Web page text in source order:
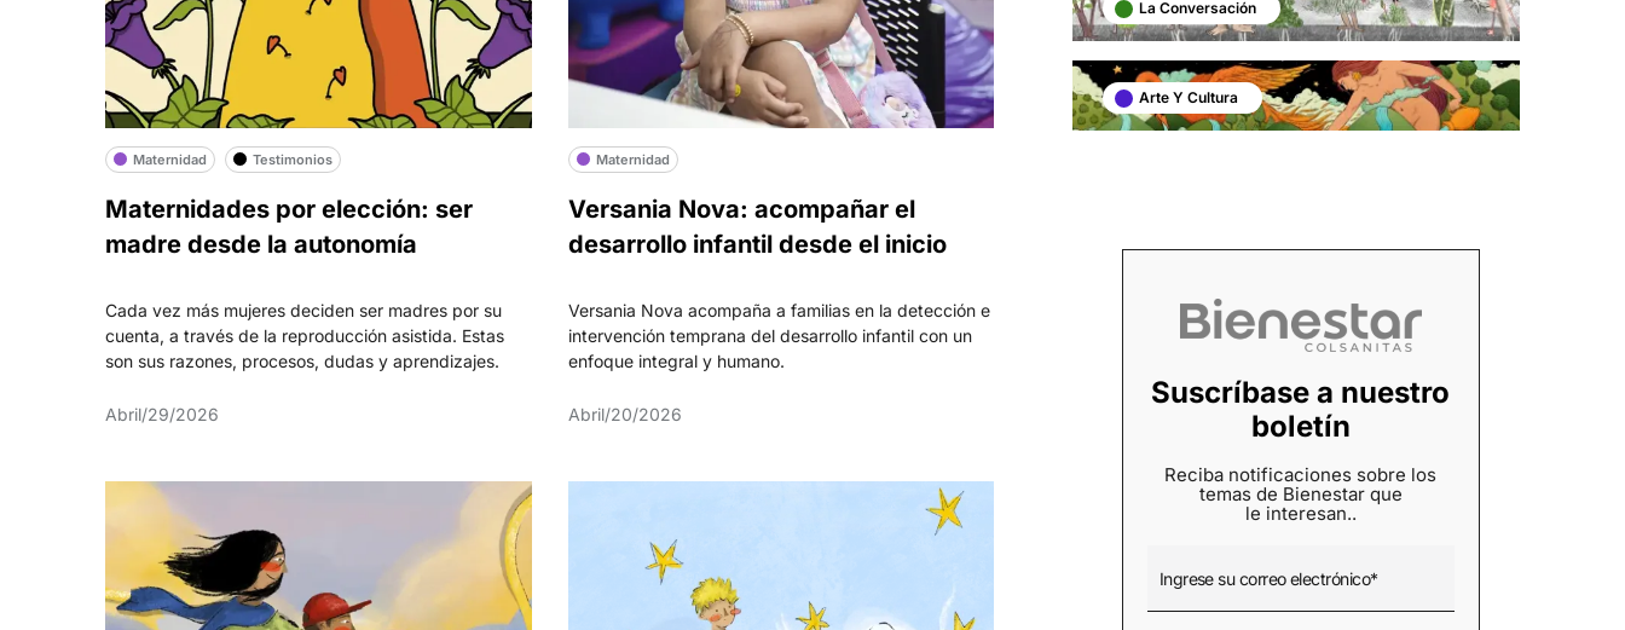
Maternidad Testimonios
Maternidades por elección: ser
madre desde la autonomía
Cada vez más mujeres deciden ser madres por su
cuenta, a través de la reproducción asistida. Estas
son sus razones, procesos, dudas y aprendizajes.
Abril/29/2026
Maternidad
Versania Nova: acompañar el
desarrollo infantil desde el inicio
Versania Nova acompaña a familias en la detección e
intervención temprana del desarrollo infantil con un
enfoque integral y humano.
Abril/20/2026
La Conversación
Arte Y Cultura
Suscríbase a nuestro
boletín
Reciba notificaciones sobre los
temas de Bienestar que
le interesan..